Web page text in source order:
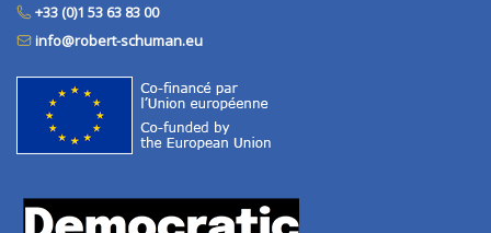
+33 (0)1 53 63 83 00
info@robert-schuman.eu